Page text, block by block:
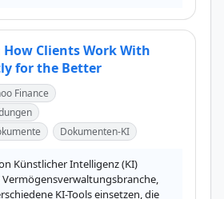
Clients Work With
for the Better
Finance
Dokumenten-KI
Künstlicher Intelligenz (KI)
KI-Tools einsetzen, die